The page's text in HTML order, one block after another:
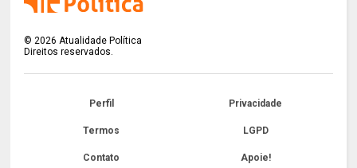
©2026 Atualidade Política
Direitos reservados.
Perfil Privacidade
Termos LGPD
Contato Apoie!